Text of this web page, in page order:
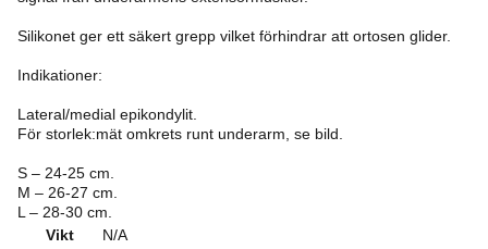
Silikonet ger ett säkert grepp vilket förhindrar att ortosen glider.
Indikationer:
Lateral/medial epikondylit.
För storlek:mät omkrets runt underarm, se bild.
S – 24-25 cm.
M – 26-27 cm.
L – 28-30 cm.
Vikt
N/A